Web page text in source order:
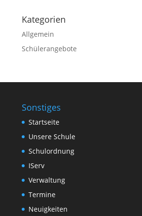
Kategorien
Allgemein
Schülerangebote
Sonstiges
Startseite
Unsere Schule
Schulordnung
IServ
Verwaltung
Termine
Neuigkeiten